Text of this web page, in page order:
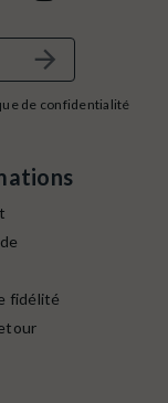
de confidentialité
fidélité